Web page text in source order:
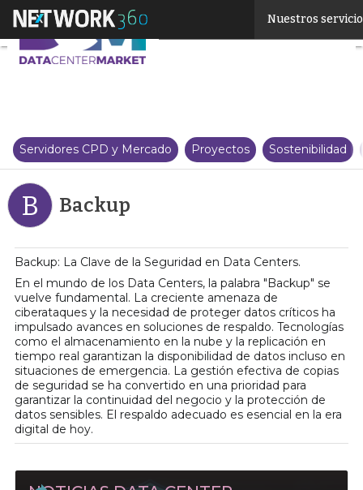
Nuestros
Servidores CPD y Mercado Proyectos Sostenibilidad
B Backup
Backup: La Clave de la Seguridad en Data Centers.
En el mundo de los Data Centers, la palabra "Backup" se
vuelve fundamental. La creciente amenaza de
ciberataques y la necesidad de proteger datos críticos ha
impulsado avances en soluciones de respaldo. Tecnologías
como el almacenamiento en la nube y la replicación en
tiempo real garantizan la disponibilidad de datos incluso en
situaciones de emergencia. La gestión efectiva de copias
de seguridad se ha convertido en una prioridad para
garantizar la continuidad del negocio y la protección de
datos sensibles. El respaldo adecuado es esencial en la era
digital de hoy.